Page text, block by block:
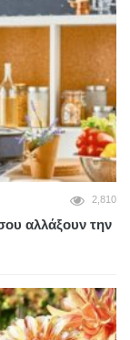
2,810
αλλάξουν την